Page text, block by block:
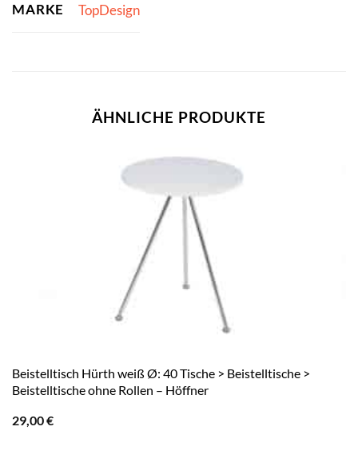
MARKE TopDesign
ÄHNLICHE PRODUKTE
Beistelltisch Hürth weiß Ø: 40 Tische > Beistelltische >
Beistelltische ohne Rollen – Höffner
29,00€